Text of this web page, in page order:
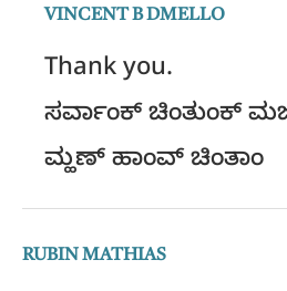
VINCENT B DMELLO
Thank you.
ಸರ್ವಾಂಕ್ ಚಿಂತುಂಕ್
ಮ್ಹಣ್ ಹಾಂವ್ ಚಿಂತಾಂ
RUBIN MATHIAS